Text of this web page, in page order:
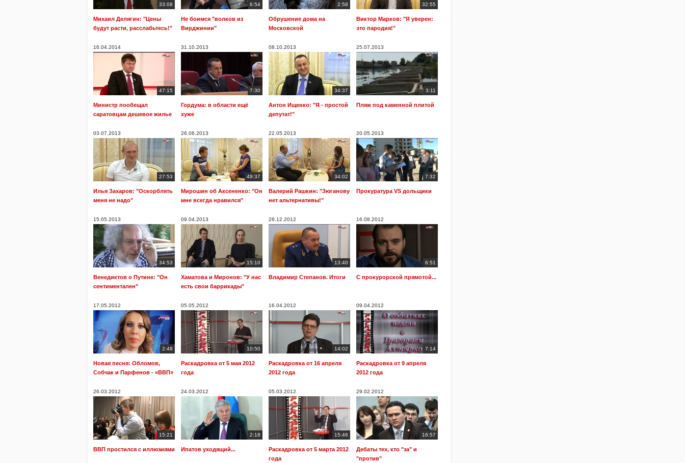
33:08
Михаил Делягин: "Цены
будут расти, расслабьтесь!"
6:54
Не боимся "волков из
Вирджинии"
2:58
Обрушение дома на
Московской
32:55
Виктор Марков: "Я уверен:
это пародия!"
16.04.2014
47:15
Министр пообещал
саратовцам дешевое жилье
31.10.2013
7:30
Гордума: в области ещё
хуже
08.10.2013
34:37
Антон Ищенко: "Я - простой
депутат!"
25.07.2013
3:11
Пляж под каменной плитой
03.07.2013
27:53
Илья Захаров: "Оскорблять
меня не надо"
26.06.2013
49:37
Мирошин об Аксененко: "Он
мне всегда нравился"
22.05.2013
34:02
Валерий Рашкин: "Зюганову
нет альтернативы!"
20.05.2013
7:32
Прокуратура VS дольщики
15.05.2013
34:53
Венедиктов о Путине: "Он
сентиментален"
09.04.2013
15:10
Хаматова и Миронов: "У нас
есть свои баррикады"
26.12.2012
13:40
Владимир Степанов. Итоги
16.08.2012
6:51
С прокурорской прямотой...
17.05.2012
2:48
Новая песня: Обломов,
Собчак и Парфенов - «ВВП»
05.05.2012
10:50
Раскадровка от 5 мая 2012
года
16.04.2012
14:02
Раскадровка от 16 апреля
2012 года
09.04.2012
7:14
Раскадровка от 9 апреля
2012 года
26.03.2012
15:21
ВВП простился с иллюзиями
24.03.2012
2:18
Ипатов уходящий...
05.03.2012
15:46
Раскадровка от 5 марта 2012
года
29.02.2012
16:57
Дебаты тех, кто "за" и
"против"